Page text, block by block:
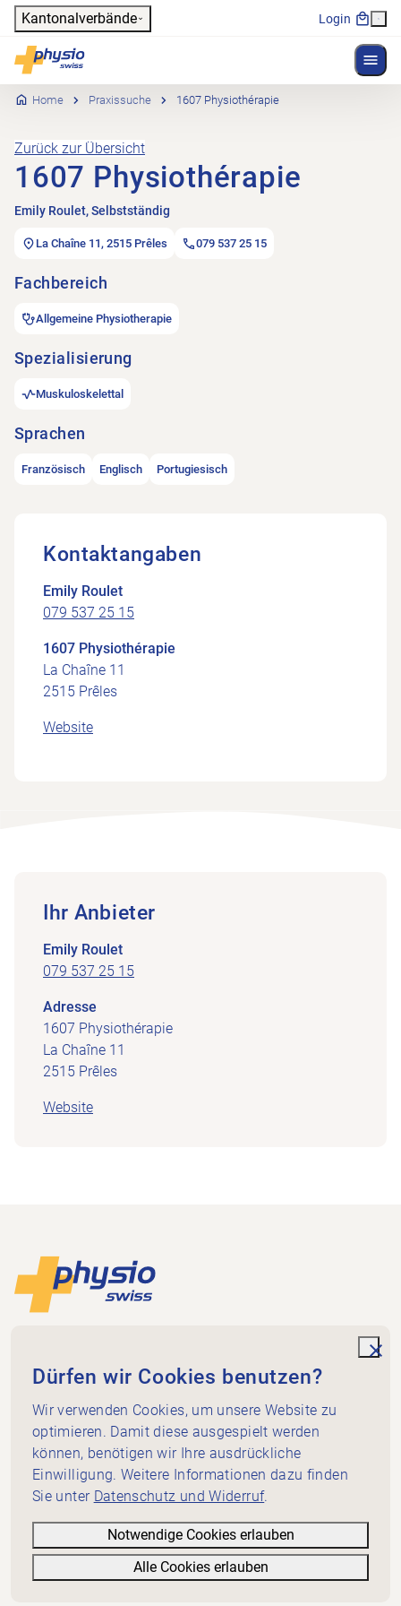
Header
Kantonalverbände Login
Physioswiss
Hauptnavigation
Home Praxissuche 1607 Physiothérapie
Zurück zur Übersicht
1607 Physiothérapie
Emily Roulet, Selbstständig
La Chaîne 11, 2515 Prêles 079 537 25 15
Fachbereich
Allgemeine Physiotherapie
Spezialisierung
Muskuloskelettal
Sprachen
Französisch Englisch Portugiesisch
Kontaktangaben
Emily Roulet
079 537 25 15
1607 Physiothérapie
La Chaîne 11
2515 Prêles
Website
Ihr Anbieter
Emily Roulet
079 537 25 15
Adresse
1607 Physiothérapie
La Chaîne 11
2515 Prêles
Website
Footer
Dammweg 3
3013 Bern
+41 58 255 36 00
info@physioswiss.ch
Social Media
Wichtiges
Wissen
Dienstleistungen
Über Physioswiss
Dürfen wir Cookies benutzen?
Wir verwenden Cookies, um unsere Website zu
optimieren. Damit diese ausgespielt werden
können, benötigen wir Ihre ausdrückliche
Einwilligung. Weitere Informationen dazu finden
Sie unter Datenschutz und Widerruf.
Notwendige Cookies erlauben
Alle Cookies erlauben